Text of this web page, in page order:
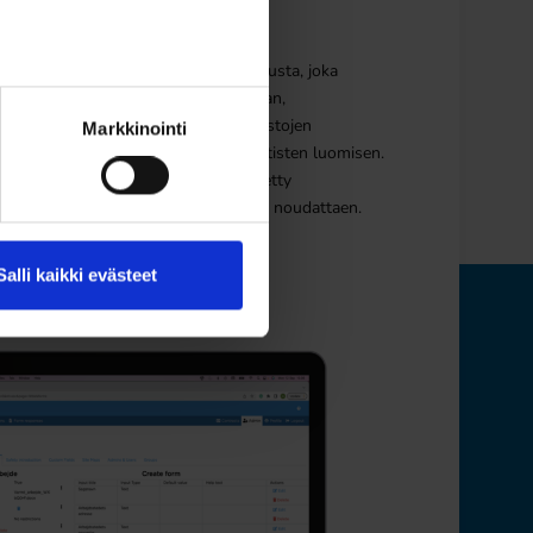
Markkinointi
kaikki evästeet
on selainpohjainen alusta, joka
kätevän projektien hallinnan,
keräämisen, suoritustilastojen
asiakirjojen lataamisen ja uutisten luomisen.
tekninen arkkitehtuuri on kehitetty
tietoturvaa ja GDPR:ää noudattaen.